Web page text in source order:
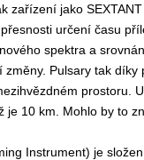
zařízení jako
určení času
spektra a
změny. Pulsary tak
prostoru.
je 10 km. Mohlo by to
Instrument) je